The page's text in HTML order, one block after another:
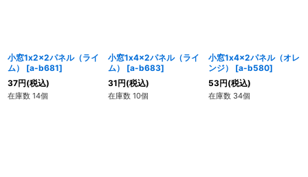
小窓1x2x2パネル（ライ
ム）
[a-b681]
37円(税込)
在庫数 14個
小窓1x4x2パネル（ライ
ム）
[a-b683]
31円(税込)
在庫数 10個
小窓1x4x2パネル（オレ
ンジ）
[a-b580]
53円(税込)
在庫数 34個